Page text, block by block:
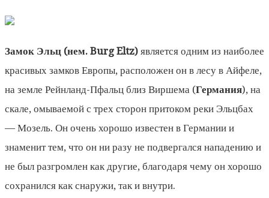
Замок Эльц (нем. Burg Eltz) является одним из наиболее
красивых замков Европы, расположен он в лесу в Айфеле,
на земле Рейнланд-Пфальц близ Виршема (Германия), на
скале, омываемой с трех сторон притоком реки Эльцбах
— Мозель. Он очень хорошо известен в Германии и
знаменит тем, что он ни разу не подвергался нападению и
не был разгромлен как другие, благодаря чему он хорошо
сохранился как снаружи, так и внутри.